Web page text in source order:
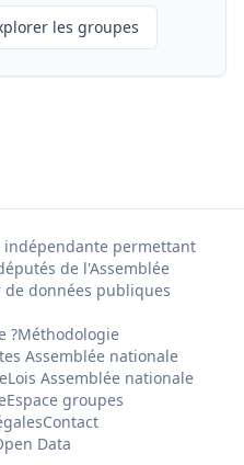
les groupes
permettant
de l'Assemblée
données publiques
?Méthodologie
Assemblée nationale
Lois Assemblée nationale
Espace groupes
Contact
Data